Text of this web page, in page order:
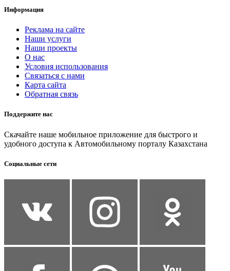
Информация
Реклама на сайте
Наши услуги
Наши проекты
О нас
Условия использования
Связаться с нами
Карта сайта
Обратная связь
Поддержите нас
Скачайте наше мобильное приложение для быстрого и
удобного доступа к Автомобильному порталу Казахстана
Социальные сети